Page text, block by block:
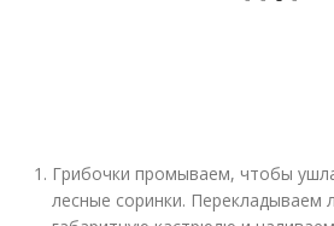
Грибочки промываем, чтобы
лесные соринки. Перекладываем